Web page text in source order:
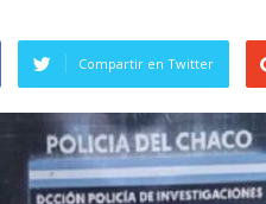
Compartir en Twitter